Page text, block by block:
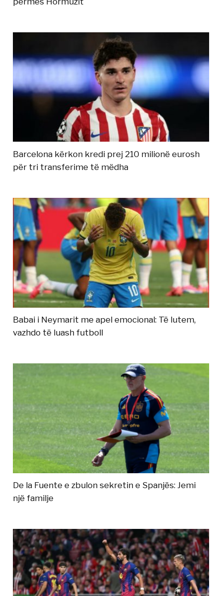
Barcelona kërkon kredi prej 210 milionë eurosh
për tri transferime të mëdha
Babai i Neymarit me apel emocional: Të lutem,
vazhdo të luash futboll
De la Fuente e zbulon sekretin e Spanjës: Jemi
një familje